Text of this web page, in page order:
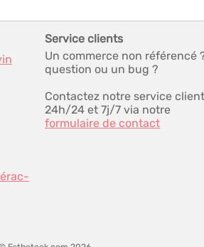
Service clients
Un commerce non référencé
question ou un bug ?
Contactez notre service client
24h/24 et 7j/7 via notre
formulaire de contact